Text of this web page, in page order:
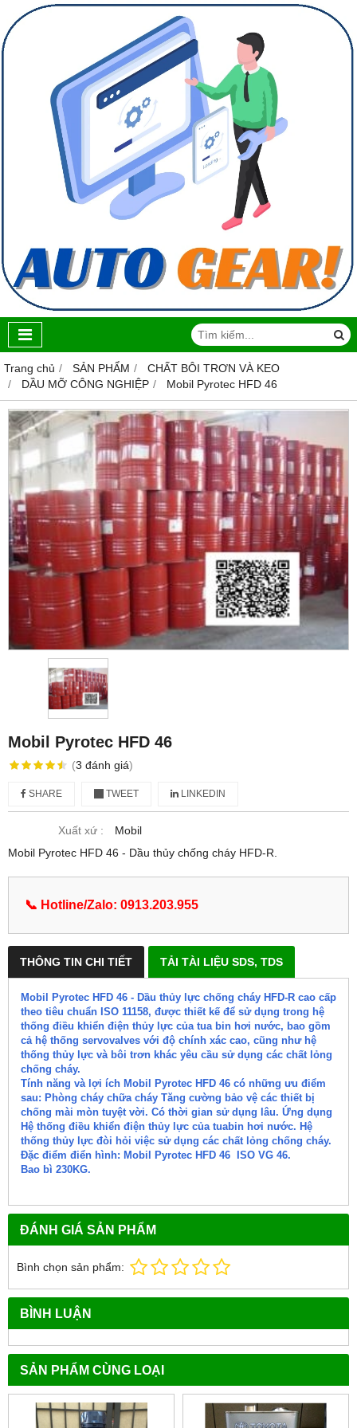
Trang chủ SẢN PHẨM
CHẤT BÔI TRƠN VÀ KEO
DẦU MỠ CÔNG NGHIỆP
Mobil Pyrotec HFD 46
Mobil Pyrotec HFD 46
(3 đánh giá)
SHARE TWEET LINKEDIN
Xuất xứ :
Mobil
Mobil Pyrotec HFD 46 - Dầu thủy chống cháy HFD-R.
📞 Hotline/Zalo: 0913.203.955
THÔNG TIN CHI TIẾT TẢI TÀI LIỆU SDS, TDS
Mobil Pyrotec HFD 46 - Dầu thủy lực chống cháy HFD-R cao cấp
theo tiêu chuẩn ISO 11158, được thiết kế để sử dụng trong hệ
thống điều khiển điện thủy lực của tua bin hơi nước, bao gồm
cả hệ thống servovalves với độ chính xác cao, cũng như hệ
thống thủy lực và bôi trơn khác yêu cầu sử dụng các chất lỏng
chống cháy.
Tính năng và lợi ích Mobil Pyrotec HFD 46 có những ưu điểm
sau: Phòng cháy chữa cháy Tăng cường bảo vệ các thiết bị
chống mài mòn tuyệt vời. Có thời gian sử dụng lâu. Ứng dụng
Hệ thống điều khiển điện thủy lực của tuabin hơi nước. Hệ
thống thủy lực đòi hỏi việc sử dụng các chất lỏng chống cháy.
Đặc điểm điển hình: Mobil Pyrotec HFD 46 ISO VG 46.
Bao bì 230KG.
ĐÁNH GIÁ SẢN PHẨM
Bình chọn sản phẩm:
BÌNH LUẬN
SẢN PHẨM CÙNG LOẠI